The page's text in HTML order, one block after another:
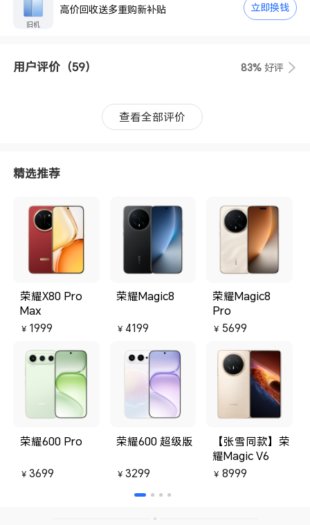
旧机
高价回收送多重购新补贴 立即换钱
用户评价 （59） 83% 好评
查看全部评价
精选推荐
荣耀X80 Pro
Max
￥ 1999
荣耀Magic8
￥ 4199
荣耀Magic8
Pro
￥ 5699
荣耀600 Pro
￥ 3699
荣耀600 超级版
￥ 3299
【张雪同款】荣
耀Magic V6
￥ 8999